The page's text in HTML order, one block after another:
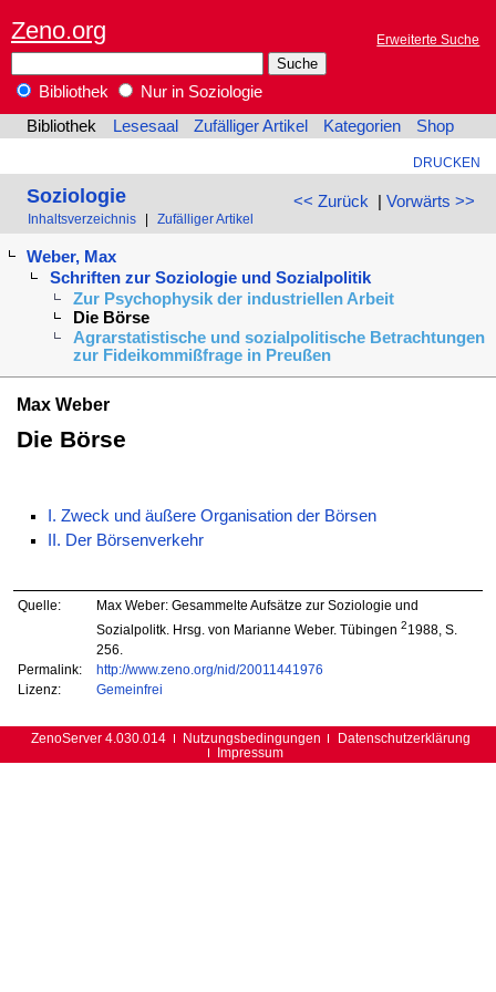
Zeno.org Erweiterte Suche
Bibliothek
Nur in Soziologie
Bibliothek
Lesesaal Zufälliger Artikel Kategorien Shop
DRUCKEN
<< Zurück | Vorwärts >>
Soziologie
Inhaltsverzeichnis Zufälliger Artikel
Weber, Max
Schriften zur Soziologie und Sozialpolitik
Zur Psychophysik der industriellen Arbeit
Die Börse
Agrarstatistische und sozialpolitische Betrachtungen
zur Fideikommißfrage in Preußen
Max Weber
Die Börse
I. Zweck und äußere Organisation der Börsen
II. Der Börsenverkehr
Quelle:
Max Weber: Gesammelte Aufsätze zur Soziologie und
Sozialpolitk. Hrsg. von Marianne Weber. Tübingen 21988, S.
256.
Permalink:
http://www.zeno.org/nid/20011441976
Lizenz:
Gemeinfrei
ZenoServer 4.030.014 Nutzungsbedingungen
Datenschutzerklärung
Impressum